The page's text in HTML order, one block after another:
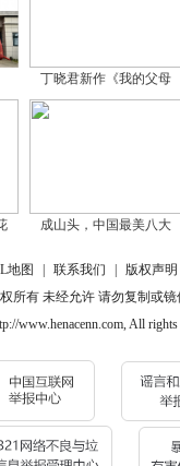
丁晓君新作《我的父母
成山头，中国最美八大
地图 联系我们 版权声明
所有 未经允许 请勿复制或镜
www.henacenn.com, All rights